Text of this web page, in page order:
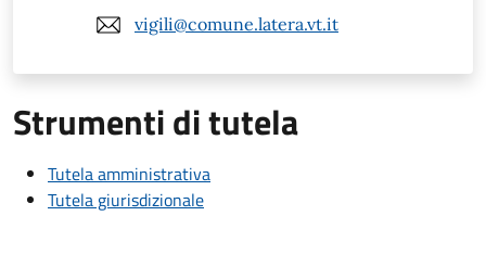
vigili@comune.latera.vt.it
Strumenti di tutela
Tutela amministrativa
Tutela giurisdizionale